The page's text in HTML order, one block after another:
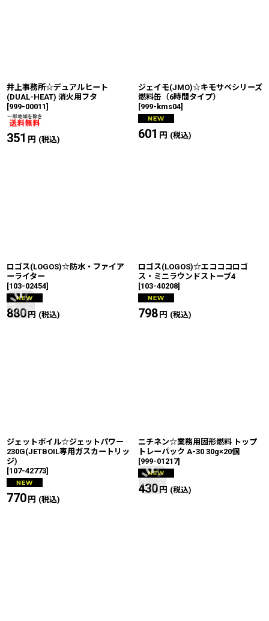
井上事務所☆デュアルヒート
(DUAL-HEAT) 消火用フタ
[999-00011]
351 円 (税込)
ジェイモ(JMO)☆キモサベシリーズ
燃料缶（6時間タイプ）
[999-kms04]
601 円 (税込)
ロゴス(LOGOS)☆防水・ファイア
ーライター
[103-02454]
880円 (税込)
ロゴス(LOGOS)☆エコココロゴ
ス・ミニラウンドストーブ4
[103-40208]
798円 (税込)
ジェットボイル☆ジェットパワー
230G(JETBOIL専用ガスカートリッ
ジ)
[107-42773]
770円 (税込)
ニチネン☆業務用固形燃料 トップ
トレーパック A-30 30g×20個
[999-01217]
430円 (税込)